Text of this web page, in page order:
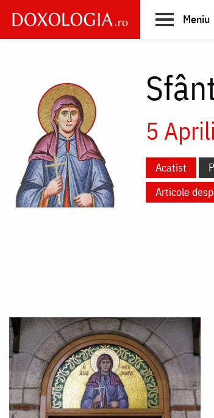
main
Meniu
5
Acatist
Articole